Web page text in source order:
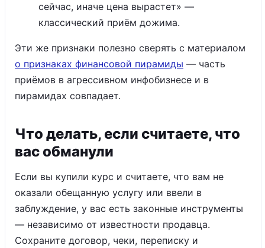
сейчас, иначе цена вырастет» —
классический приём дожима.
Эти же признаки полезно сверять с материалом
о признаках финансовой пирамиды — часть
приёмов в агрессивном инфобизнесе и в
пирамидах совпадает.
Что делать, если считаете, что
вас обманули
Если вы купили курс и считаете, что вам не
оказали обещанную услугу или ввели в
заблуждение, у вас есть законные инструменты
— независимо от известности продавца.
Сохраните договор, чеки, переписку и